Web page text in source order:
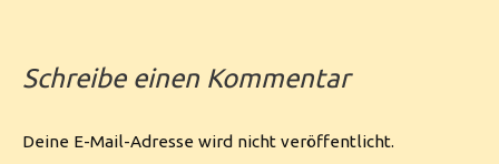
Schreibe einen Kommentar
Deine E-Mail-Adresse wird nicht veröffentlicht.